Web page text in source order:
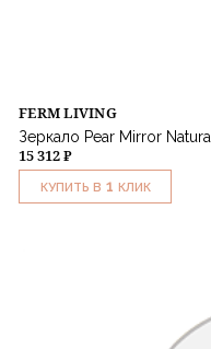
FERM LIVING
Зеркало Pear Mirror Natural
15 312 ₽
КУПИТЬ В 1 КЛИК